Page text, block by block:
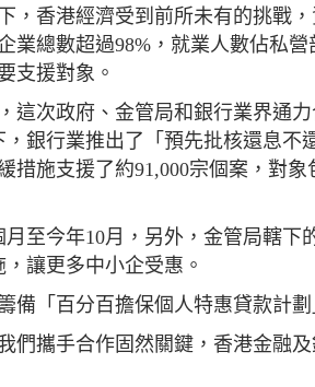
，香港經濟受到前所未有的挑戰
業總數超過98%，就業人數佔私
支援對象。
這次政府、金管局和銀行業界通
銀行業推出了「預先批核還息不
措施支援了約91,000宗個案，對
至今年10月，另外，金管局轄下
讓更多中小企受惠。
備「百分百擔保個人特惠貸款計
們攜手合作固然關鍵，香港金融